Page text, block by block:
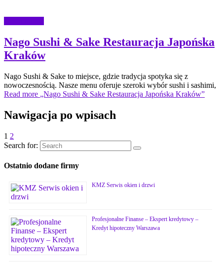
Nago Sushi & Sake Restauracja Japońska
Kraków
Nago Sushi & Sake to miejsce, gdzie tradycja spotyka się z
nowoczesnością. Nasze menu oferuje szeroki wybór sushi i sashimi,
Read more „Nago Sushi & Sake Restauracja Japońska Kraków”
Nawigacja po wpisach
1 2
Search for:
Ostatnio dodane firmy
KMZ Serwis okien i drzwi
Profesjonalne Finanse – Ekspert kredytowy –
Kredyt hipoteczny Warszawa